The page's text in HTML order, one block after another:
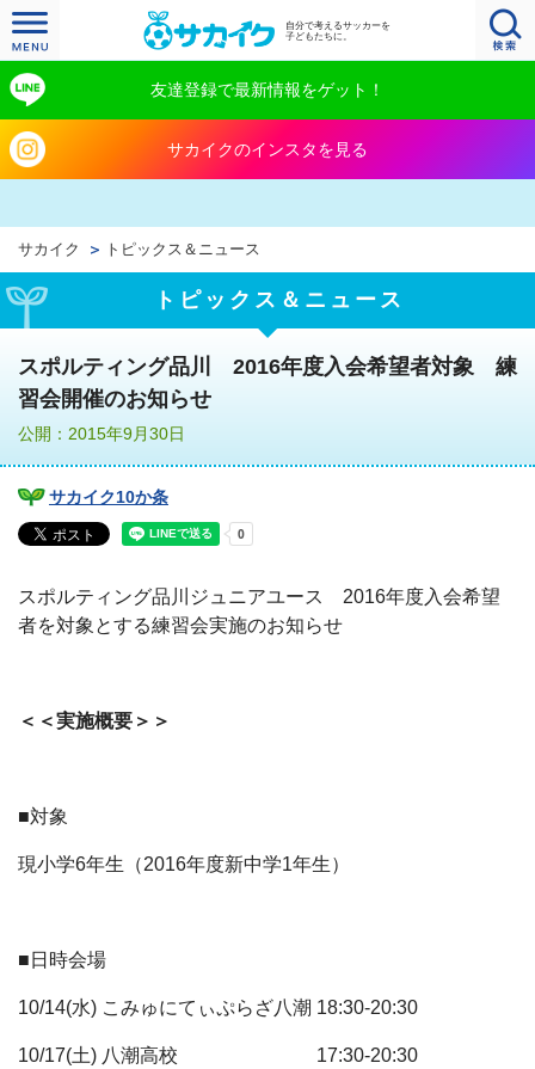
自分で考えるサッカーを
子どもたちに。
友達登録で最新情報をゲット！
サカイクのインスタを見る
サカイク トピックス＆ニュース
トピックス＆ニュース
スポルティング品川 2016年度入会希望者対象 練
習会開催のお知らせ
公開：2015年9月30日
サカイク10か条
スポルティング品川ジュニアユース 2016年度入会希望
者を対象とする練習会実施のお知らせ
＜＜実施概要＞＞
■対象
現小学6年生（2016年度新中学1年生）
■日時会場
10/14(水) こみゅにてぃぷらざ八潮 18:30-20:30
10/17(土) 八潮高校 17:30-20:30